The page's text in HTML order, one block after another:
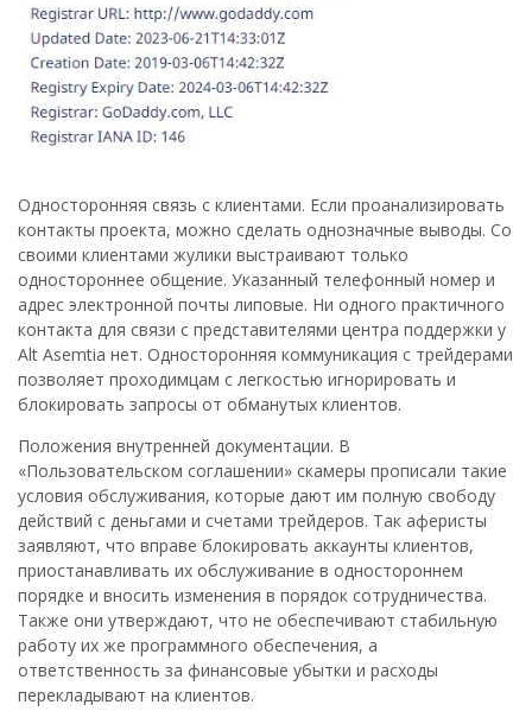
Односторонняя связь с клиентами. Если проанализировать
контакты проекта, можно сделать однозначные выводы. Со
своими клиентами жулики выстраивают только
одностороннее общение. Указанный телефонный номер и
адрес электронной почты липовые. Ни одного практичного
контакта для связи с представителями центра поддержки у
Alt Asemtia нет. Односторонняя коммуникация с трейдерами
позволяет проходимцам с легкостью игнорировать и
блокировать запросы от обманутых клиентов.
Положения внутренней документации. В
«Пользовательском соглашении» скамеры прописали такие
условия обслуживания, которые дают им полную свободу
действий с деньгами и счетами трейдеров. Так аферисты
заявляют, что вправе блокировать аккаунты клиентов,
приостанавливать их обслуживание в одностороннем
порядке и вносить изменения в порядок сотрудничества.
Также они утверждают, что не обеспечивают стабильную
работу их же программного обеспечения, а
ответственность за финансовые убытки и расходы
перекладывают на клиентов.